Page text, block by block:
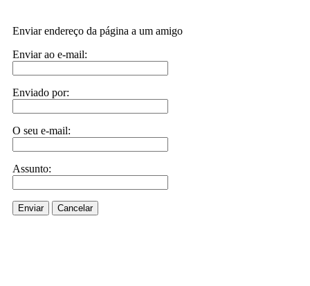
Enviar endereço da página a um amigo
Enviar ao e-mail:
Enviado por:
O seu e-mail:
Assunto:
Enviar Cancelar